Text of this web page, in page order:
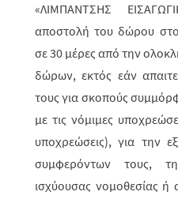
«ΛΙΜΠΑΝΤΣΗΣ
αποστολή του δώρου
σε 30 μέρες από την
δώρων, εκτός εάν
τους για σκοπούς
με τις νόμιμες
υποχρεώσεις), για την
συμφερόντων τους,
ισχύουσας νομοθεσίας ή